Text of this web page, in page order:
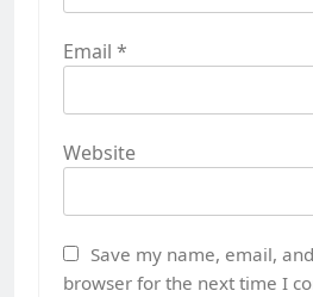
Email *
Website
Save my name, email,
browser for the next time I